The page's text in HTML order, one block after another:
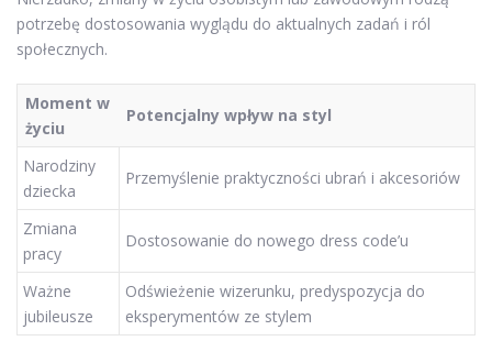
potrzebę dostosowania wyglądu do aktualnych zadań i ról
społecznych.
Moment w
życiu
Potencjalny wpływ na styl
Narodziny
dziecka
Przemyślenie praktyczności ubrań i akcesoriów
Zmiana
pracy
Dostosowanie do nowego dress code’u
Ważne
jubileusze
Odświeżenie wizerunku, predyspozycja do
eksperymentów ze stylem